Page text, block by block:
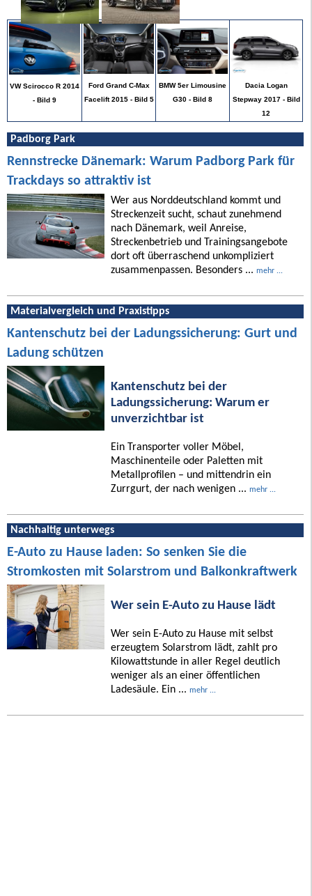
VW Scirocco R 2014
- Bild 9
Ford Grand C-Max
Facelift 2015 - Bild 5
BMW 5er Limousine
G30 - Bild 8
Dacia Logan
Stepway 2017 - Bild
12
Padborg Park
Rennstrecke Dänemark: Warum Padborg Park für
Trackdays so attraktiv ist
Wer aus Norddeutschland kommt und
Streckenzeit sucht, schaut zunehmend
nach Dänemark, weil Anreise,
Streckenbetrieb und Trainingsangebote
dort oft überraschend unkompliziert
zusammenpassen. Besonders ... mehr ...
Materialvergleich und Praxistipps
Kantenschutz bei der Ladungssicherung: Gurt und
Ladung schützen
Kantenschutz bei der
Ladungssicherung: Warum er
unverzichtbar ist
Ein Transporter voller Möbel,
Maschinenteile oder Paletten mit
Metallprofilen – und mittendrin ein
Zurrgurt, der nach wenigen ... mehr ...
Nachhaltig unterwegs
E-Auto zu Hause laden: So senken Sie die
Stromkosten mit Solarstrom und Balkonkraftwerk
Wer sein E-Auto zu Hause lädt
Wer sein E-Auto zu Hause mit selbst
erzeugtem Solarstrom lädt, zahlt pro
Kilowattstunde in aller Regel deutlich
weniger als an einer öffentlichen
Ladesäule. Ein ... mehr ...